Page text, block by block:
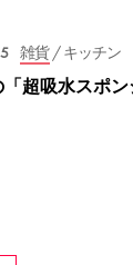
雑貨/ キッチン
「超吸水スポ